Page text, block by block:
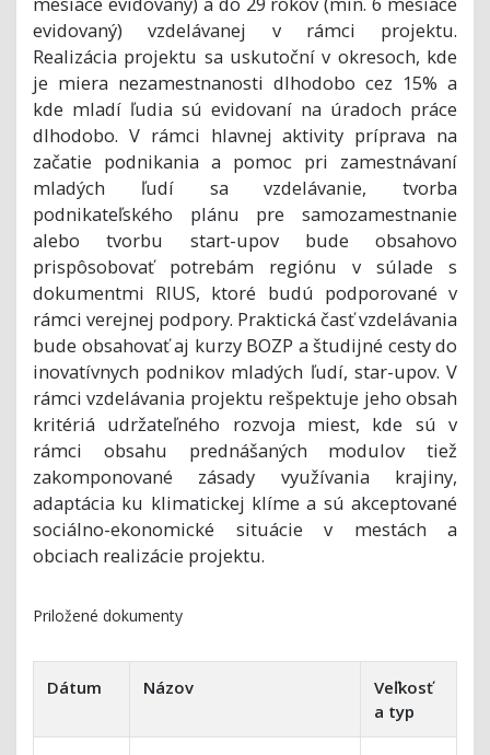
evidovaný) vzdelávanej v rámci projektu.
Realizácia projektu sa uskutoční v okresoch, kde
je miera nezamestnanosti dlhodobo cez 15% a
kde mladí ľudia sú evidovaní na úradoch práce
dlhodobo. V rámci hlavnej aktivity príprava na
začatie podnikania a pomoc pri zamestnávaní
mladých ľudí sa vzdelávanie, tvorba
podnikateľského plánu pre samozamestnanie
alebo tvorbu start-upov bude obsahovo
prispôsobovať potrebám regiónu v súlade s
dokumentmi RIUS, ktoré budú podporované v
rámci verejnej podpory. Praktická časť vzdelávania
bude obsahovať aj kurzy BOZP a študijné cesty do
inovatívnych podnikov mladých ľudí, star-upov. V
rámci vzdelávania projektu rešpektuje jeho obsah
kritériá udržateľného rozvoja miest, kde sú v
rámci obsahu prednášaných modulov tiež
zakomponované zásady využívania krajiny,
adaptácia ku klimatickej klíme a sú akceptované
sociálno-ekonomické situácie v mestách a
obciach realizácie projektu.
Priložené dokumenty
Dátum Názov
Veľkosť
a typ